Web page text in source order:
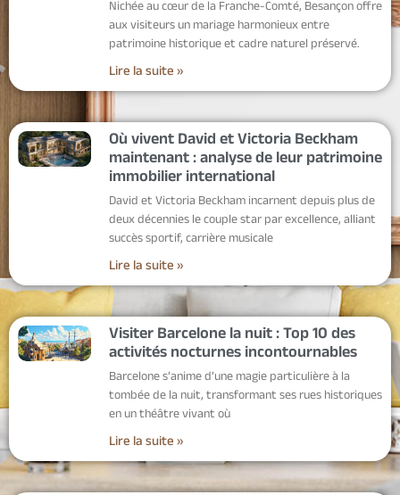
Nichée au cœur de la Franche-Comté, Besançon offre
aux visiteurs un mariage harmonieux entre
patrimoine historique et cadre naturel préservé.
Lire la suite »
Où vivent David et Victoria Beckham
maintenant : analyse de leur patrimoine
immobilier international
David et Victoria Beckham incarnent depuis plus de
deux décennies le couple star par excellence, alliant
succès sportif, carrière musicale
Lire la suite »
Visiter Barcelone la nuit : Top 10 des
activités nocturnes incontournables
Barcelone s’anime d’une magie particulière à la
tombée de la nuit, transformant ses rues historiques
en un théâtre vivant où
Lire la suite »